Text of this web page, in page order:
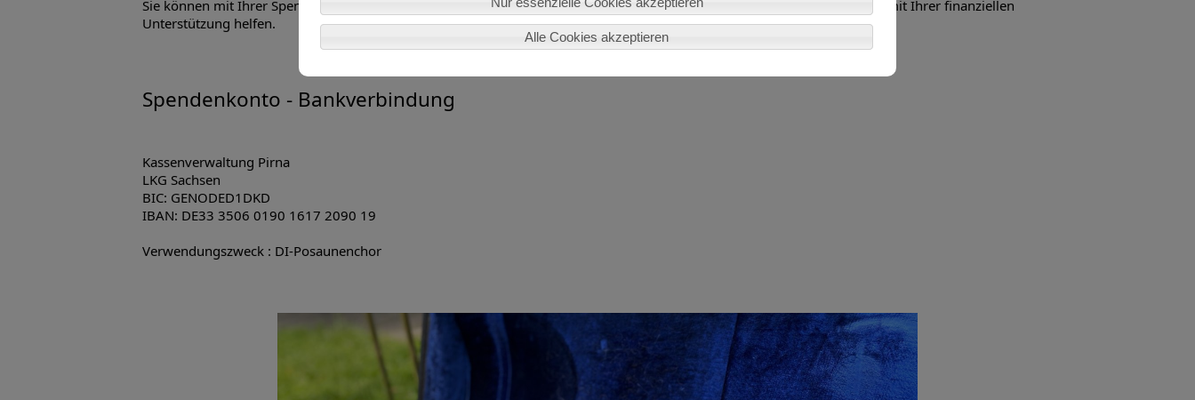
Alle Cookies akzeptieren
Sie können mit Ihrer Spende entweder gezielt ein Instrument bzw. Noten fördern oder bei unserer ehrenamtlichen Arbeit mit Ihrer finanziellen
Unterstützung helfen.
Spendenkonto - Bankverbindung
Kassenverwaltung Pirna
LKG Sachsen
BIC: GENODED1DKD
IBAN: DE33 3506 0190 1617 2090 19
Verwendungszweck : DI-Posaunenchor